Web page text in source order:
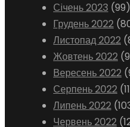
Січень 2023 (99)
Грудень 2022
Листопад 2022
Жовтень 2022
Вересень 2022
Серпень 2022
Липень 2022
Червень 2022